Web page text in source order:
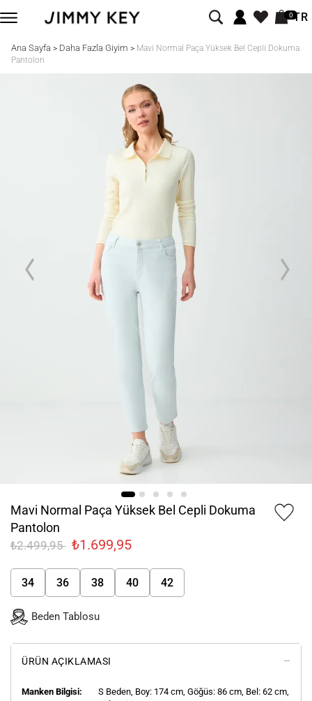
0TR
Ana Sayfa > Daha Fazla Giyim > Mavi Normal Paça Yüksek Bel Cepli Dokuma
Pantolon
Mavi Normal Paça Yüksek Bel Cepli Dokuma
Pantolon
₺2.499,95 ₺1.699,95
34 36 38 40 42
Beden Tablosu
ÜRÜN AÇIKLAMASI
Manken Bilgisi: S Beden, Boy: 174 cm, Göğüs: 86 cm, Bel: 62 cm,